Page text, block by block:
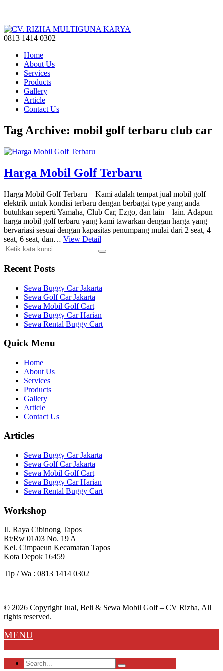
0813 1414 0302
Home
About Us
Services
Products
Gallery
Article
Contact Us
Tag Archive: mobil golf terbaru club car
Harga Mobil Golf Terbaru
Harga Mobil Golf Terbaru – Kami adalah tempat jual mobil golf
elektrik untuk kondisi terbaru dengan berbagai type yang anda
butuhkan seperti Yamaha, Club Car, Ezgo, dan lain – lain. Adapun
harga mobil golf terbaru yang kami tawarkan dengan harga yang
bervariasi sesuai dengan kapasitas penumpang mulai dari 2 seat, 4
seat, 6 seat, dan… View Detail
Recent Posts
Sewa Buggy Car Jakarta
Sewa Golf Car Jakarta
Sewa Mobil Golf Cart
Sewa Buggy Car Harian
Sewa Rental Buggy Cart
Quick Menu
Home
About Us
Services
Products
Gallery
Article
Contact Us
Articles
Sewa Buggy Car Jakarta
Sewa Golf Car Jakarta
Sewa Mobil Golf Cart
Sewa Buggy Car Harian
Sewa Rental Buggy Cart
Workshop
Jl. Raya Cibinong Tapos
Rt/Rw 01/03 No. 19 A
Kel. Cimpaeun Kecamatan Tapos
Kota Depok 16459
Tlp / Wa : 0813 1414 0302
© 2026 Copyright Jual, Beli & Sewa Mobil Golf – CV Rizha, All
rights reserved.
MENU